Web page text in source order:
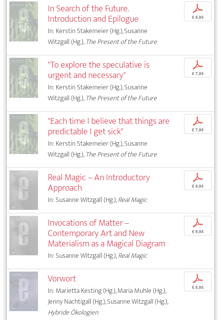
In Search of the Future.
Introduction and Epilogue
In: Kerstin Stakemeier (Hg.), Susanne
Witzgall (Hg.),The Present of the Future
p
€ 9,95
"To explore the speculative is
urgent and necessary"
In: Kerstin Stakemeier (Hg.), Susanne
Witzgall (Hg.),The Present of the Future
p
€ 7,95
"Each time I believe that things are
predictable I get sick"
In: Kerstin Stakemeier (Hg.), Susanne
Witzgall (Hg.),The Present of the Future
p
€ 7,95
Real Magic – An Introductory
Approach
In: Susanne Witzgall (Hg.),Real Magic
p
€ 9,95
Invocations of Matter –
Contemporary Art and New
Materialism as a Magical Diagram
In: Susanne Witzgall (Hg.),Real Magic
p
€ 9,95
Vorwort
In: Marietta Kesting (Hg.), Maria Muhle (Hg.),
Jenny Nachtigall (Hg.), Susanne Witzgall (Hg.),
Hybride Ökologien
p
€ 5,95